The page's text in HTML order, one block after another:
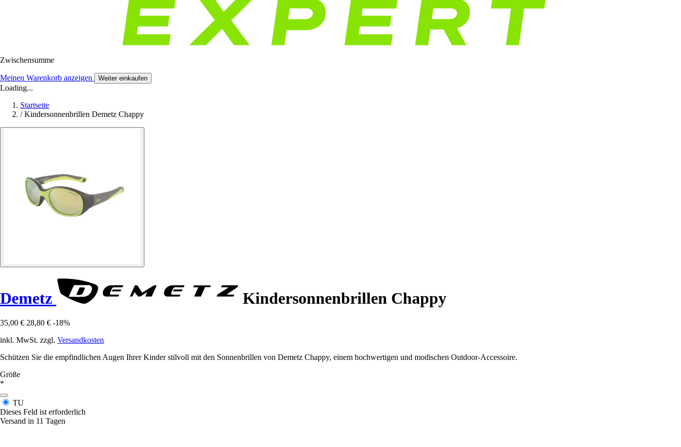
Zwischensumme
Meinen Warenkorb anzeigen Weiter einkaufen
Loading...
Startseite
/ Kindersonnenbrillen Demetz Chappy
Demetz Kindersonnenbrillen Chappy
35,00 € 28,80 € -18%
inkl. MwSt. zzgl. Versandkosten
Schützen Sie die empfindlichen Augen Ihrer Kinder stilvoll mit den Sonnenbrillen von Demetz Chappy, einem hochwertigen und modischen Outdoor-Accessoire.
Größe
*
TU
Dieses Feld ist erforderlich
Versand in 11 Tagen